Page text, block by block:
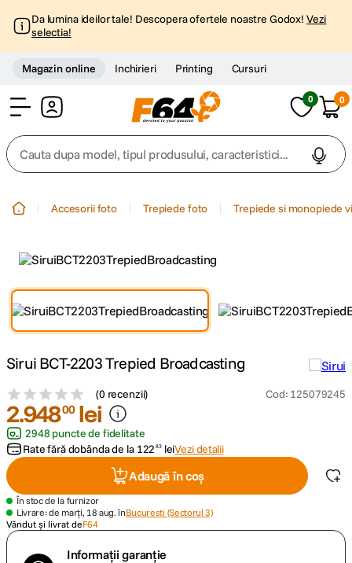
Da lumina ideilor tale! Descopera ofertele noastre Godox! Vezi
selectia!
Magazin online Inchirieri Printing Cursuri
0 0
Cauta dupa model, tipul produsului, caracteristici...
3. trepied telefon
canon sx740 hs
. lavaliera
card memorie
8. dji mic mini
Accesorii foto Trepiede foto Trepiede si monopiede
Sirui BCT-2203 Trepied Broadcasting
(0 recenzii) Cod: 125079245
2.94800 lei
2948 puncte de fidelitate
Rate fără dobânda de la 122 83 leiVezi detalii
Adaugă în coș
În stoc de la furnizor
Livrare: de marți, 18 aug. înBucuresti (Sectorul 3)
Vândut și livrat deF64
Informații garanție